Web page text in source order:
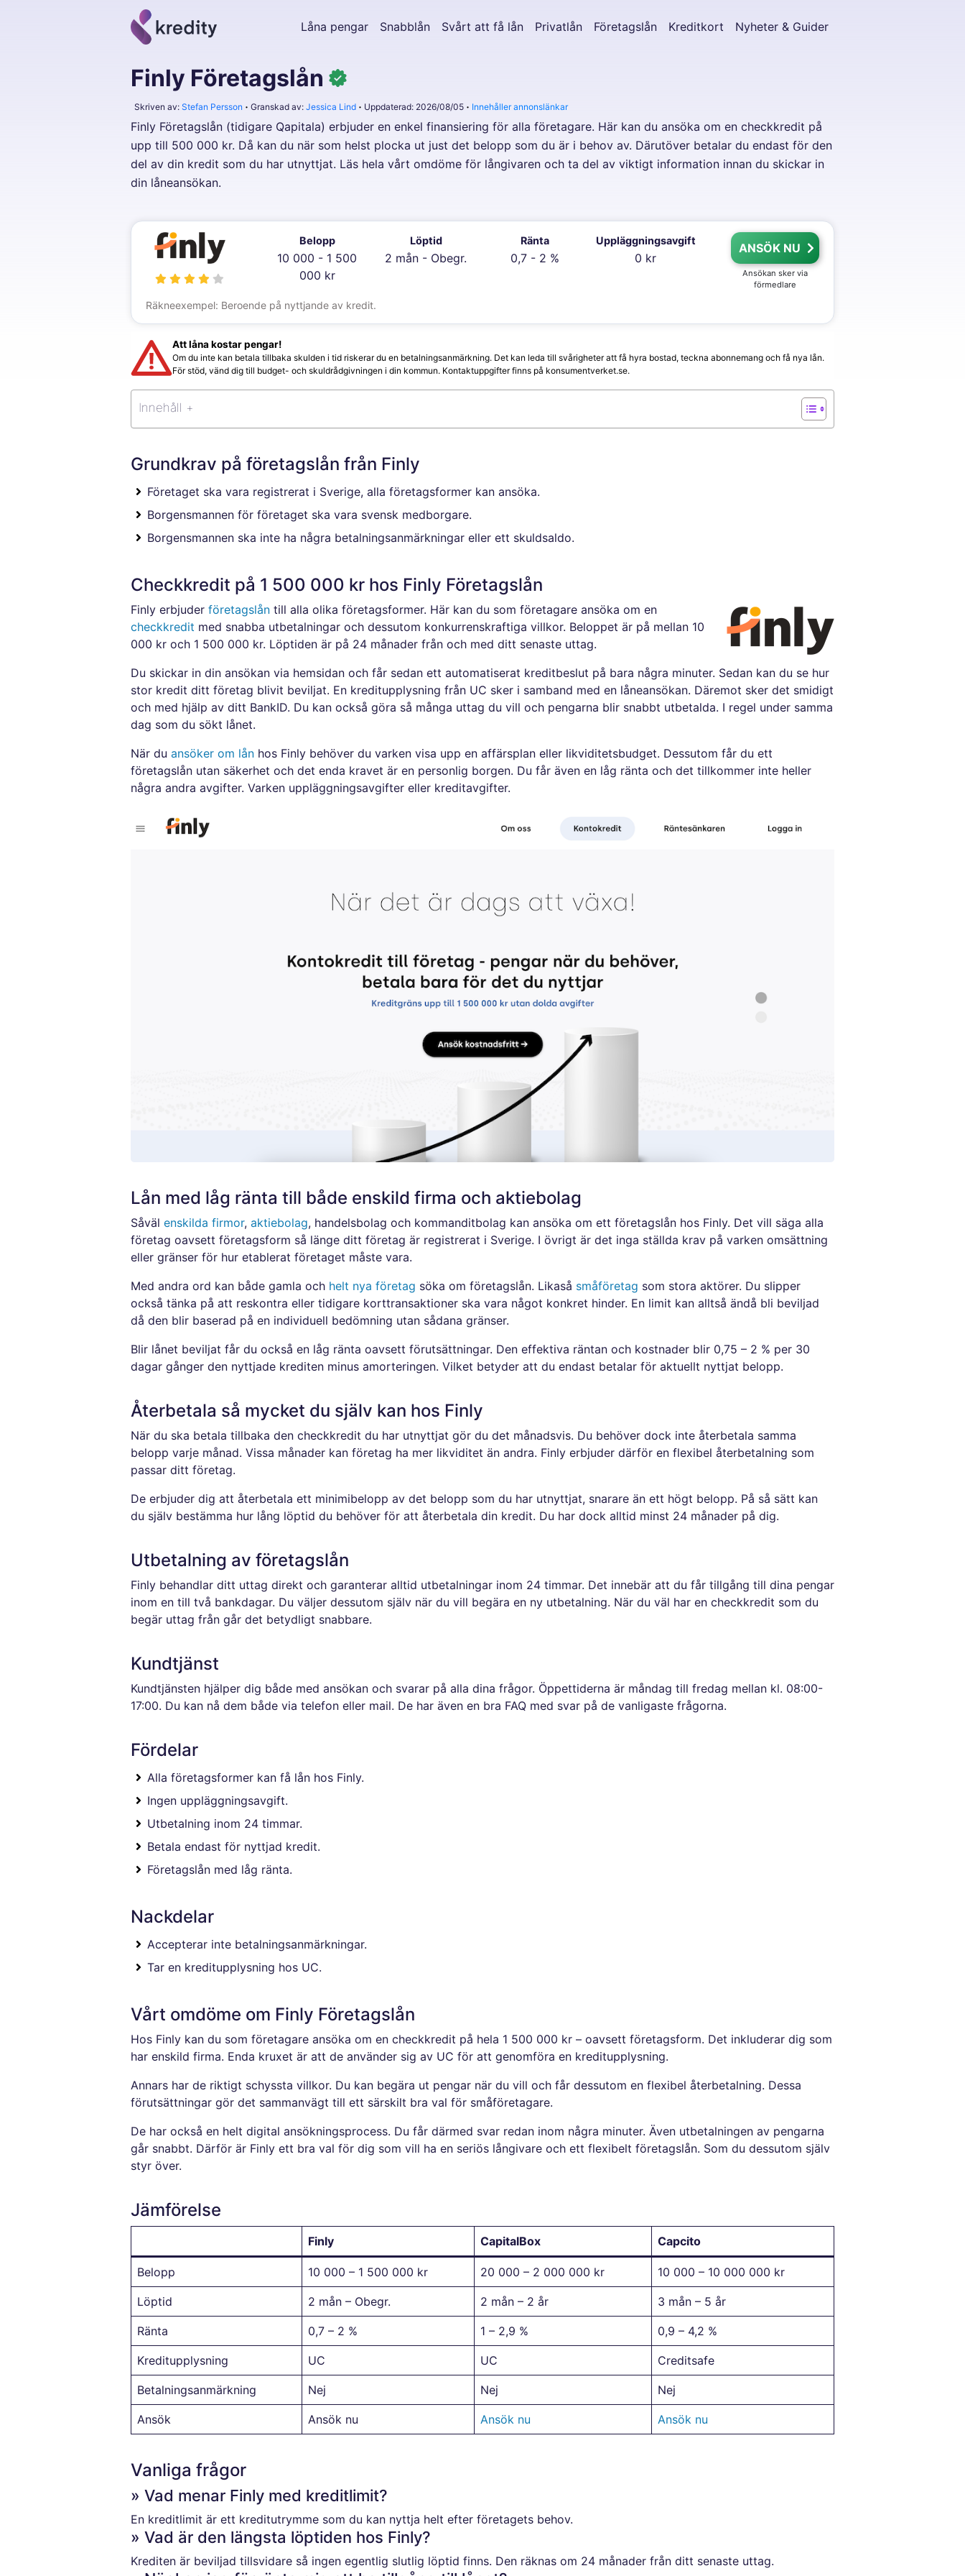
Låna pengar Snabblån Svårt att få lån Privatlån Företagslån Kreditkort Nyheter & Guider
Finly Företagslån
Skriven av: Stefan Persson Granskad av: Jessica Lind Uppdaterad: 2026/08/05 Innehåller annonslänkar
Finly Företagslån (tidigare Qapitala) erbjuder en enkel finansiering för alla företagare. Här kan du ansöka om en checkkredit på
upp till 500 000 kr. Då kan du när som helst plocka ut just det belopp som du är i behov av. Därutöver betalar du endast för den
del av din kredit som du har utnyttjat. Läs hela vårt omdöme för långivaren och ta del av viktigt information innan du skickar in
din låneansökan.
Belopp
10 000 - 1 500
000 kr
Löptid
2 mån - Obegr.
Ränta
0,7 - 2 %
Uppläggningsavgift
0 kr
ANSÖK NU
Ansökan sker via
förmedlare
Räkneexempel: Beroende på nyttjande av kredit.
Att låna kostar pengar!
Om du inte kan betala tillbaka skulden i tid riskerar du en betalningsanmärkning. Det kan leda till svårigheter att få hyra bostad, teckna abonnemang och få nya lån.
För stöd, vänd dig till budget- och skuldrådgivningen i din kommun. Kontaktuppgifter finns på konsumentverket.se.
Innehåll +
Grundkrav på företagslån från Finly
Företaget ska vara registrerat i Sverige, alla företagsformer kan ansöka.
Borgensmannen för företaget ska vara svensk medborgare.
Borgensmannen ska inte ha några betalningsanmärkningar eller ett skuldsaldo.
Checkkredit på 1 500 000 kr hos Finly Företagslån
Finly erbjuder företagslån till alla olika företagsformer. Här kan du som företagare ansöka om en
checkkredit med snabba utbetalningar och dessutom konkurrenskraftiga villkor. Beloppet är på mellan 10
000 kr och 1 500 000 kr. Löptiden är på 24 månader från och med ditt senaste uttag.
Du skickar in din ansökan via hemsidan och får sedan ett automatiserat kreditbeslut på bara några minuter. Sedan kan du se hur
stor kredit ditt företag blivit beviljat. En kreditupplysning från UC sker i samband med en låneansökan. Däremot sker det smidigt
och med hjälp av ditt BankID. Du kan också göra så många uttag du vill och pengarna blir snabbt utbetalda. I regel under samma
dag som du sökt lånet.
När du ansöker om lån hos Finly behöver du varken visa upp en affärsplan eller likviditetsbudget. Dessutom får du ett
företagslån utan säkerhet och det enda kravet är en personlig borgen. Du får även en låg ränta och det tillkommer inte heller
några andra avgifter. Varken uppläggningsavgifter eller kreditavgifter.
Lån med låg ränta till både enskild firma och aktiebolag
Såväl enskilda firmor, aktiebolag, handelsbolag och kommanditbolag kan ansöka om ett företagslån hos Finly. Det vill säga alla
företag oavsett företagsform så länge ditt företag är registrerat i Sverige. I övrigt är det inga ställda krav på varken omsättning
eller gränser för hur etablerat företaget måste vara.
Med andra ord kan både gamla och helt nya företag söka om företagslån. Likaså småföretag som stora aktörer. Du slipper
också tänka på att reskontra eller tidigare korttransaktioner ska vara något konkret hinder. En limit kan alltså ändå bli beviljad
då den blir baserad på en individuell bedömning utan sådana gränser.
Blir lånet beviljat får du också en låg ränta oavsett förutsättningar. Den effektiva räntan och kostnader blir 0,75 – 2 % per 30
dagar gånger den nyttjade krediten minus amorteringen. Vilket betyder att du endast betalar för aktuellt nyttjat belopp.
Återbetala så mycket du själv kan hos Finly
När du ska betala tillbaka den checkkredit du har utnyttjat gör du det månadsvis. Du behöver dock inte återbetala samma
belopp varje månad. Vissa månader kan företag ha mer likviditet än andra. Finly erbjuder därför en flexibel återbetalning som
passar ditt företag.
De erbjuder dig att återbetala ett minimibelopp av det belopp som du har utnyttjat, snarare än ett högt belopp. På så sätt kan
du själv bestämma hur lång löptid du behöver för att återbetala din kredit. Du har dock alltid minst 24 månader på dig.
Utbetalning av företagslån
Finly behandlar ditt uttag direkt och garanterar alltid utbetalningar inom 24 timmar. Det innebär att du får tillgång till dina pengar
inom en till två bankdagar. Du väljer dessutom själv när du vill begära en ny utbetalning. När du väl har en checkkredit som du
begär uttag från går det betydligt snabbare.
Kundtjänst
Kundtjänsten hjälper dig både med ansökan och svarar på alla dina frågor. Öppettiderna är måndag till fredag mellan kl. 08:00-
17:00. Du kan nå dem både via telefon eller mail. De har även en bra FAQ med svar på de vanligaste frågorna.
Fördelar
Alla företagsformer kan få lån hos Finly.
Ingen uppläggningsavgift.
Utbetalning inom 24 timmar.
Betala endast för nyttjad kredit.
Företagslån med låg ränta.
Nackdelar
Accepterar inte betalningsanmärkningar.
Tar en kreditupplysning hos UC.
Vårt omdöme om Finly Företagslån
Hos Finly kan du som företagare ansöka om en checkkredit på hela 1 500 000 kr – oavsett företagsform. Det inkluderar dig som
har enskild firma. Enda kruxet är att de använder sig av UC för att genomföra en kreditupplysning.
Annars har de riktigt schyssta villkor. Du kan begära ut pengar när du vill och får dessutom en flexibel återbetalning. Dessa
förutsättningar gör det sammanvägt till ett särskilt bra val för småföretagare.
De har också en helt digital ansökningsprocess. Du får därmed svar redan inom några minuter. Även utbetalningen av pengarna
går snabbt. Därför är Finly ett bra val för dig som vill ha en seriös långivare och ett flexibelt företagslån. Som du dessutom själv
styr över.
Jämförelse
Finly CapitalBox Capcito
Belopp 10 000 – 1 500 000 kr 20 000 – 2 000 000 kr 10 000 – 10 000 000 kr
Löptid 2 mån – Obegr. 2 mån – 2 år 3 mån – 5 år
Ränta 0,7 – 2 % 1 – 2,9 % 0,9 – 4,2 %
Kreditupplysning UC UC Creditsafe
Betalningsanmärkning Nej Nej Nej
Ansök Ansök nu Ansök nu Ansök nu
Vanliga frågor
» Vad menar Finly med kreditlimit?
En kreditlimit är ett kreditutrymme som du kan nyttja helt efter företagets behov.
» Vad är den längsta löptiden hos Finly?
Krediten är beviljad tillsvidare så ingen egentlig slutlig löptid finns. Den räknas om 24 månader från ditt senaste uttag.